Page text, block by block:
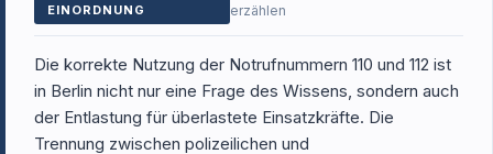
EINORDNUNG
erzählen
Die korrekte Nutzung der Notrufnummern 110 und 112 ist
in Berlin nicht nur eine Frage des Wissens, sondern auch
der Entlastung für überlastete Einsatzkräfte. Die
Trennung zwischen polizeilichen und